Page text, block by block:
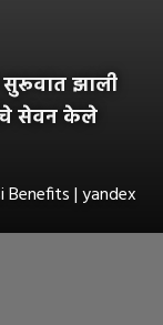
सुरूवात झाली
सेवन केले
Benefits | yandex